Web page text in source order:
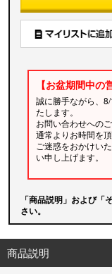
【お盆期間中の
誠に勝手ながら、
たします。
お問い合わせへの
通常よりお時間を頂
ご迷惑をおかけい
い申し上げます。
「商品説明」および
さい。
商品説明